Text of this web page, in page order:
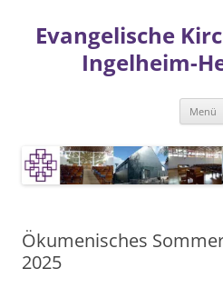
springen
Evangelische
Ingelheim-
Menü
Ökumenisches
2025